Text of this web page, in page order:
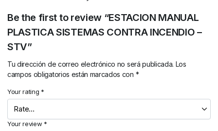
Be the first to review “ESTACION MANUAL
PLASTICA SISTEMAS CONTRA INCENDIO –
STV”
Tu dirección de correo electrónico no será publicada. Los
campos obligatorios están marcados con *
Your rating *
Your review *